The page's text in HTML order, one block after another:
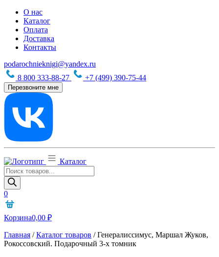
О нас
Каталог
Оплата
Доставка
Контакты
podarochnieknigi@yandex.ru
8 800 333-88-27
+7 (499) 390-75-44
Перезвоните мне
Каталог
Поиск
товаров
0
Корзина0,00 ₽
Главная /Каталог товаров /Генералиссимус, Маршал Жуков,
Рокоссовский. Подарочный 3-х томник